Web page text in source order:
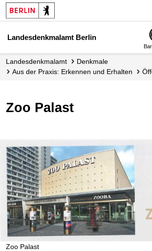
Landesdenkmalamt Berlin
Landesdenkmalamt
Denkmale
Aus der Praxis: Erkennen und Erhalten
Zoo Palast
Zoo Palast